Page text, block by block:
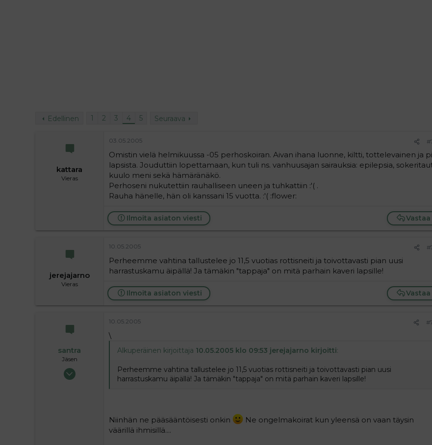
Edellinen 1 2 3 4 5 Seuraava
kattara
Vieras
03.05.2005
Omistin vielä helmikuussa -05 perhoskoiran. Aivan ihana luonne, kiltti, tottelevainen ja
lapsista. Jouduttiin lopettamaan, kun tuli ns. vanhuusajan sairauksia: epilepsia,
kuulo meni sekä hämäränäkö.
Perhoseni nukutettiin rauhalliseen uneen ja tuhkattiin :'( .
Rauha hänelle, hän oli kanssani 15 vuotta. :'( :flower:
Vastaa
Ilmoita asiaton viesti
jerejajarno
Vieras
10.05.2005
Perheemme vahtina tallustelee jo 11,5 vuotias rottisneiti ja toivottavasti pian uusi
harrastuskamu äipällä! Ja tämäkin "tappaja" on mitä parhain kaveri lapsille!
Vastaa
Ilmoita asiaton viesti
santra
Jäsen
30.08.2004
10.05.2005
\
Alkuperäinen kirjoittaja 10.05.2005 klo 09:53 jerejajarno kirjoitti:
Perheemme vahtina tallustelee jo 11,5 vuotias rottisneiti ja toivottavasti pian uusi
harrastuskamu äipällä! Ja tämäkin "tappaja" on mitä parhain kaveri lapsille!
Niinhän ne pääsääntöisesti onkin
Ne ongelmakoirat kun yleensä on vaan täysin
väärillä ihmisillä....